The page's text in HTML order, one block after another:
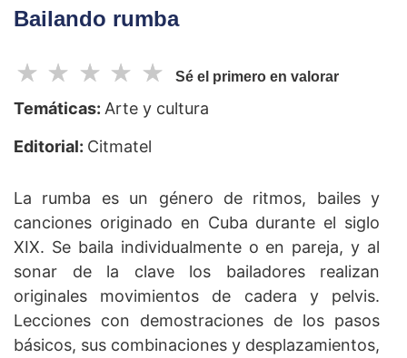
Bailando rumba
☆
☆
☆
☆
☆ Sé el primero en valorar
Temáticas: Arte y cultura
Editorial: Citmatel
La rumba es un género de ritmos, bailes y
canciones originado en Cuba durante el siglo
XIX. Se baila individualmente o en pareja, y al
sonar de la clave los bailadores realizan
originales movimientos de cadera y pelvis.
Lecciones con demostraciones de los pasos
básicos, sus combinaciones y desplazamientos,